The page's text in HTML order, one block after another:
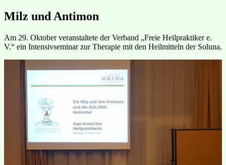
Milz und Antimon
Am 29. Oktober veranstaltete der Verband „Freie Heilpraktiker e.
V.“ ein Intensivseminar zur Therapie mit den Heilmitteln der Soluna.